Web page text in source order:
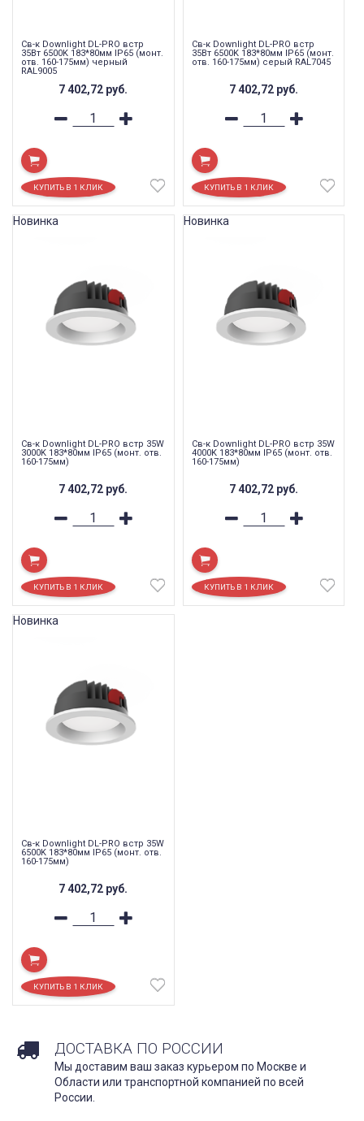
Св-к Downlight DL-PRO встр
35Вт 6500K 183*80мм IP65 (монт.
отв. 160-175мм) черный
RAL9005
7 402,72 руб.
Св-к Downlight DL-PRO встр
35Вт 6500K 183*80мм IP65 (монт.
отв. 160-175мм) серый RAL7045
7 402,72 руб.
Св-к Downlight DL-PRO встр 35W
3000K 183*80мм IP65 (монт. отв.
160-175мм)
7 402,72 руб.
Новинка
Св-к Downlight DL-PRO встр 35W
4000K 183*80мм IP65 (монт. отв.
160-175мм)
7 402,72 руб.
Новинка
Св-к Downlight DL-PRO встр 35W
6500K 183*80мм IP65 (монт. отв.
160-175мм)
7 402,72 руб.
Новинка
ДОСТАВКА ПО РОССИИ
Мы доставим ваш заказ курьером по Москве и
Области или транспортной компанией по всей
России.